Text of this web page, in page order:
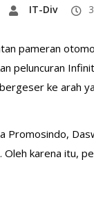
IT-Div
pameran
peluncuran
ke arah
Promosindo,
karena itu,